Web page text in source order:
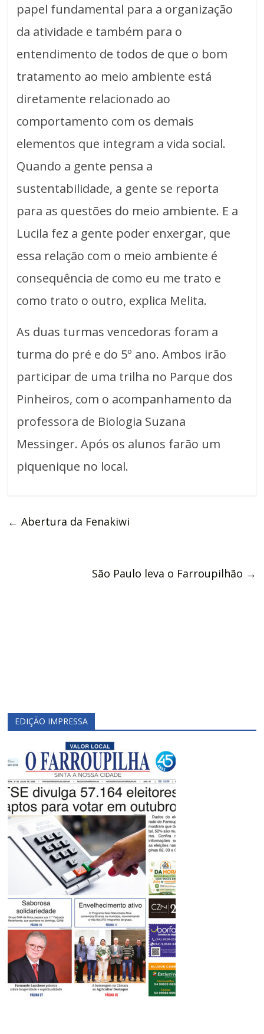
papel fundamental para a organização
da atividade e também para o
entendimento de todos de que o bom
tratamento ao meio ambiente está
diretamente relacionado ao
comportamento com os demais
elementos que integram a vida social.
Quando a gente pensa a
sustentabilidade, a gente se reporta
para as questões do meio ambiente. E a
Lucila fez a gente poder enxergar, que
essa relação com o meio ambiente é
consequência de como eu me trato e
como trato o outro, explica Melita.
As duas turmas vencedoras foram a
turma do pré e do 5º ano. Ambos irão
participar de uma trilha no Parque dos
Pinheiros, com o acompanhamento da
professora de Biologia Suzana
Messinger. Após os alunos farão um
piquenique no local.
← Abertura da Fenakiwi
São Paulo leva o Farroupilhão →
EDIÇÃO IMPRESSA